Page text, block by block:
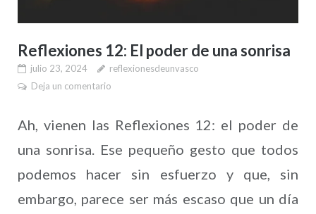
Reflexiones 12: El poder de una sonrisa
julio 23, 2024
reflexionesdeunvasco
Deja un comentario
Ah, vienen las Reflexiones 12: el poder de
una sonrisa. Ese pequeño gesto que todos
podemos hacer sin esfuerzo y que, sin
embargo, parece ser más escaso que un día